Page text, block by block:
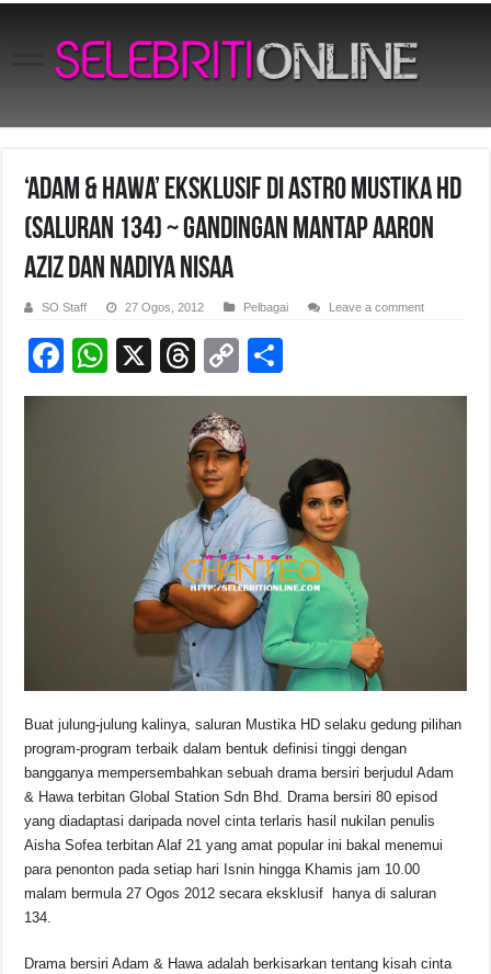
‘Adam & Hawa’ Eksklusif Di Astro Mustika HD
(Saluran 134) ~ Gandingan mantap Aaron
Aziz dan Nadiya Nisaa
SO Staff 27 Ogos, 2012 Pelbagai Leave a comment
F
a
W
h
X
T
hr
e
a
d
s
C
o
p
y
Li
n
k
h
e
Buat julung-julung kalinya, saluran Mustika HD selaku gedung pilihan
program-program terbaik dalam bentuk definisi tinggi dengan
bangganya mempersembahkan sebuah drama bersiri berjudul Adam
& Hawa terbitan Global Station Sdn Bhd. Drama bersiri 80 episod
yang diadaptasi daripada novel cinta terlaris hasil nukilan penulis
Aisha Sofea terbitan Alaf 21 yang amat popular ini bakal menemui
para penonton pada setiap hari Isnin hingga Khamis jam 10.00
malam bermula 27 Ogos 2012 secara eksklusif hanya di saluran
134.
Drama bersiri Adam & Hawa adalah berkisarkan tentang kisah cinta